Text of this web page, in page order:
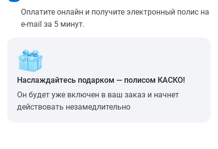
Оплатите онлайн и получите электронный полис на
e-mail за 5 минут.
Наслаждайтесь подарком — полисом КАСКО!
Он будет уже включен в ваш заказ и начнет
действовать незамедлительно